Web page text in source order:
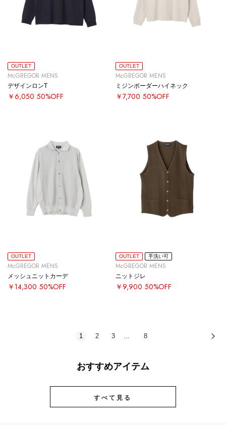
OUTLET
McGREGOR MENS
デザインロンT
￥6,050 50%OFF
OUTLET
McGREGOR MENS
ミジンボーダーハイネック
￥7,700 50%OFF
OUTLET
McGREGOR MENS
メッシュニットカーデ
￥14,300 50%OFF
OUTLET 手洗い可
McGREGOR MENS
ニットジレ
￥9,900 50%OFF
1 2 3 … 8
おすすめアイテム
すべて見る